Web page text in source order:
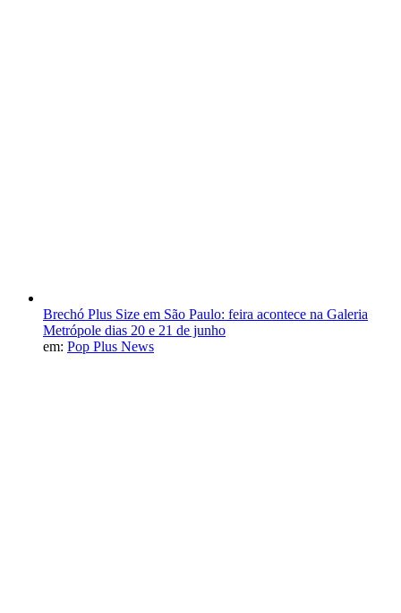
Brechó Plus Size em São Paulo: feira acontece na Galeria
Metrópole dias 20 e 21 de junho
em: Pop Plus News